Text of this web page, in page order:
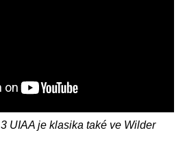
3 UIAA je klasika také ve Wilder